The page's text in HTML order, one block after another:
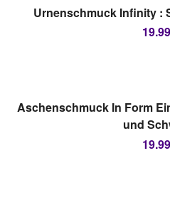
Urnenschmuck Infinity :
19.99
Aschenschmuck In Form
und
19.99